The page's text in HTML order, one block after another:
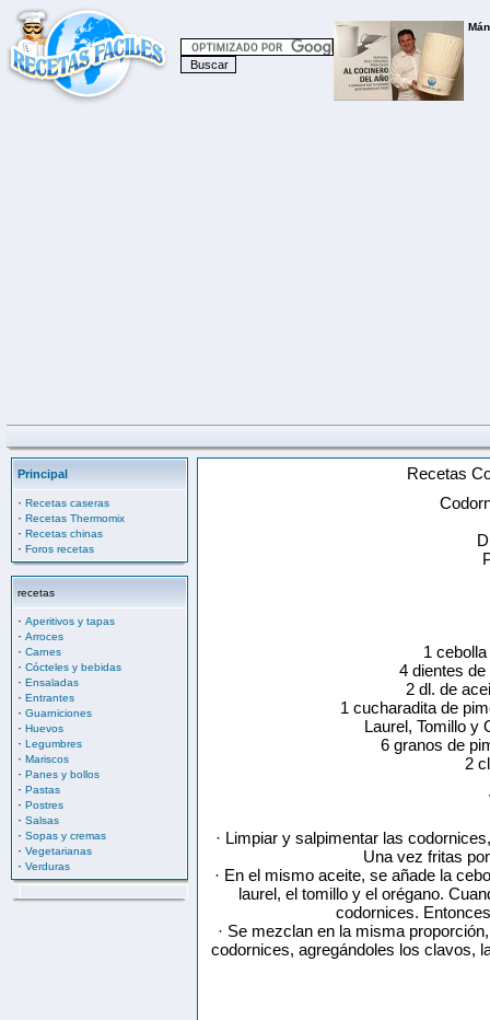
Principal
· Recetas caseras
· Recetas Thermomix
· Recetas chinas
· Foros recetas
recetas
· Aperitivos y tapas
· Arroces
· Carnes
· Cócteles y bebidas
· Ensaladas
· Entrantes
· Guarniciones
· Huevos
· Legumbres
· Mariscos
· Panes y bollos
· Pastas
· Postres
· Salsas
· Sopas y cremas
· Vegetarianas
· Verduras
Recetas
1 cebolla
4 dientes de
2 dl. de
1 cucharadita de
Laurel, Tomillo y
6 granos de
2
· Limpiar y salpimentar las
Una vez fritas
· En el mismo aceite, se añade la
laurel, el tomillo y el orégano.
codornices.
· Se mezclan en la misma
codornices, agregándoles los clavos,